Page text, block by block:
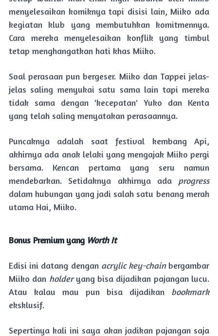
menyelesaikan komiknya tapi disisi lain, Miiko ada
kegiatan klub yang membutuhkan komitmennya.
Cara mereka menyelesaikan konflik yang timbul
tetap menghangatkan hati khas Miiko.
Soal perasaan pun bergeser. Miiko dan Tappei jelas-
jelas saling menyukai satu sama lain tapi mereka
tidak sama dengan 'kecepatan' Yuko dan Kenta
yang telah saling menyatakan perasaannya.
Puncaknya adalah saat festival kembang Api,
akhirnya ada anak lelaki yang mengajak Miiko pergi
bersama. Kencan pertama yang seru namun
mendebarkan. Setidaknya akhirnya ada progress
dalam hubungan yang jadi salah satu benang merah
utama Hai, Miiko.
Bonus Premium yang Worth It
Edisi ini datang dengan acrylic key-chain bergambar
Miiko dan holderyang bisa dijadikan pajangan lucu.
Atau kalau mau pun bisa dijadikan bookmark
eksklusif.
Sepertinya kali ini saya akan jadikan pajangan saja